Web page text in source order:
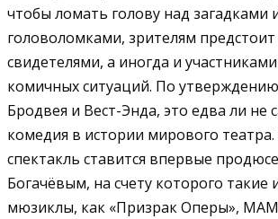
чтобы ломать голову над загадками
головоломками, зрителям предстоит
свидетелями, а иногда и
комичных ситуаций. По
Бродвея и Вест-Энда, это едва ли не
комедия в истории мирового театра.
спектакль ставится впервые
Богачёвым, на счету которого такие
мюзиклы, как «Призрак Оперы»,